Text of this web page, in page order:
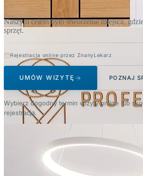
Naszym celem było stworzenie miejsca,
sprzęt.
Rejestracja online przez ZnanyLekarz
UMÓW WIZYTĘ POZNAJ
Wybierz dogodny termin wizyty online lub
rejestracją.